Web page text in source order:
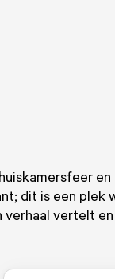
dit is een plek
vertelt